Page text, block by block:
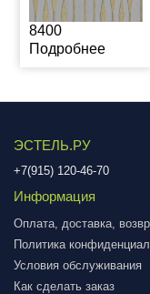
8400
Подробнее
ЭСТЕЛЬ.РУ
+7(915) 120-46-70
Информация
Оплата, доставка,
Политика
Условия обслуживания
Как сделать заказ